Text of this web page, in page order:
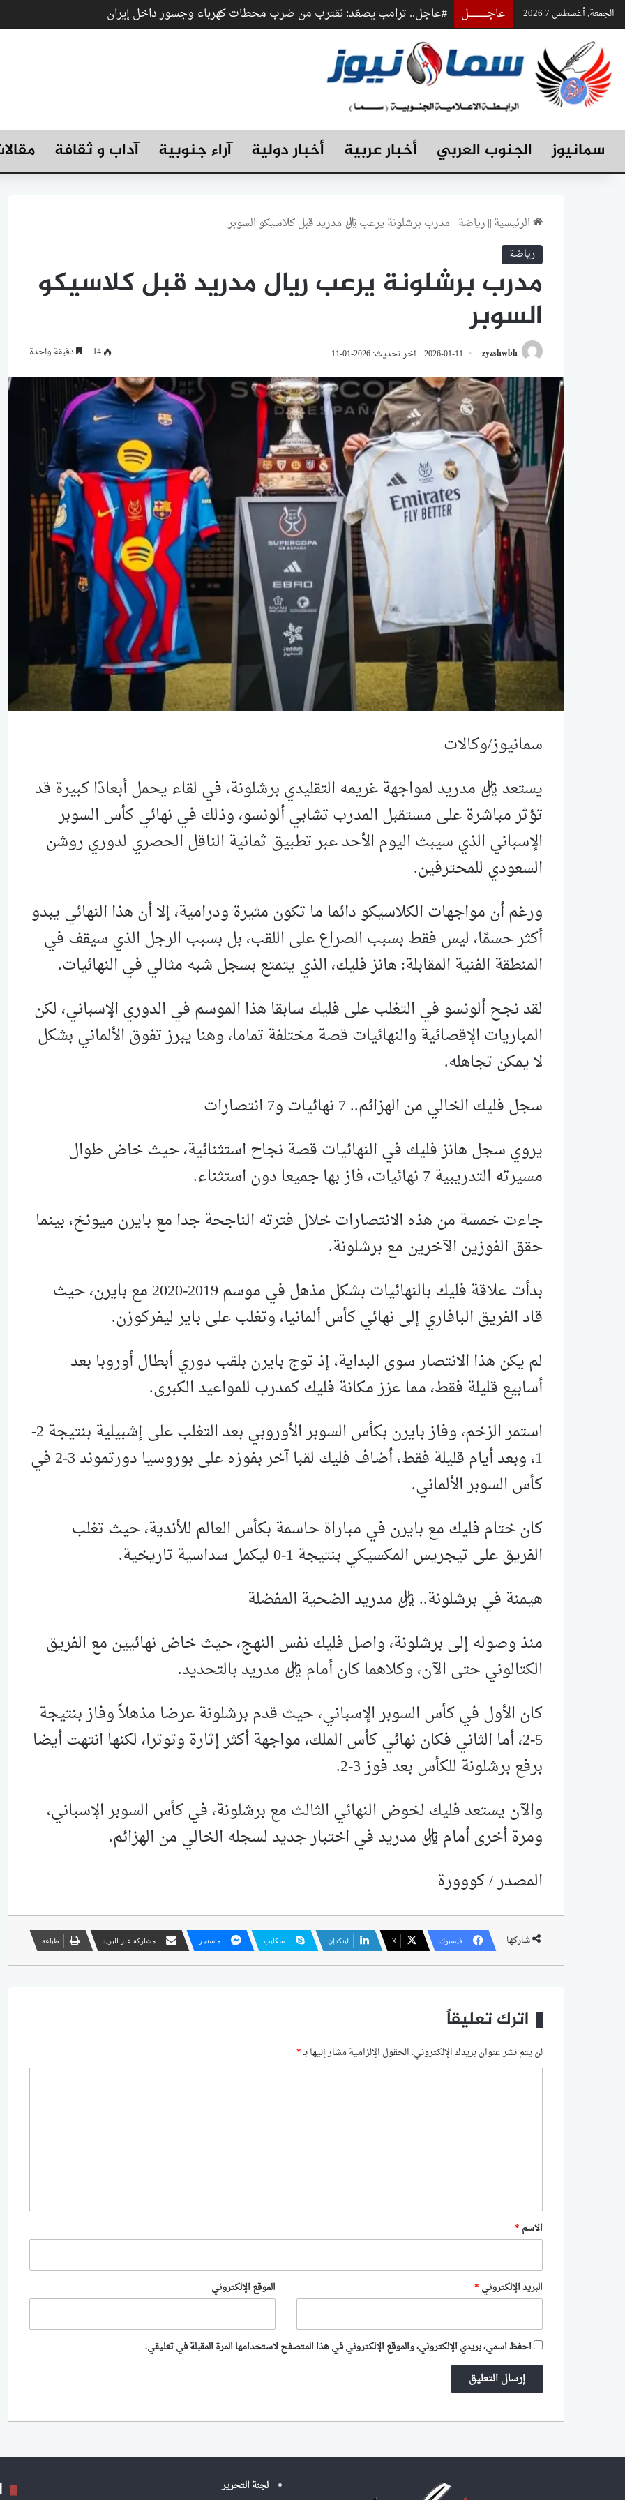
الجمعة, أغسطس 7 2026 عاجـــــــــــــل #عاجل.. ترامب يصعّد: نقترب من ضرب محطات كهرباء وجسور داخل إيران
سمانيوز الجنوب العربي أخبار عربية أخبار دولية آراء جنوبية آداب و ثقافة
الرئيسية||رياضة||مدرب برشلونة يرعب ريال مدريد قبل كلاسيكو السوبر
رياضة
مدرب برشلونة يرعب ريال مدريد قبل كلاسيكو
السوبر
zyzshwbh
2026-01-11 آخر تحديث: 2026-01-11 14 دقيقة واحدة
سمانيوز/وكالات
يستعد ريال مدريد لمواجهة غريمه التقليدي برشلونة، في لقاء يحمل أبعادًا كبيرة قد
تؤثر مباشرة على مستقبل المدرب تشابي ألونسو، وذلك في نهائي كأس السوبر
الإسباني الذي سيبث اليوم الأحد عبر تطبيق ثمانية الناقل الحصري لدوري روشن
السعودي للمحترفين.
ورغم أن مواجهات الكلاسيكو دائما ما تكون مثيرة ودرامية، إلا أن هذا النهائي يبدو
أكثر حسمًا، ليس فقط بسبب الصراع على اللقب، بل بسبب الرجل الذي سيقف في
المنطقة الفنية المقابلة: هانز فليك، الذي يتمتع بسجل شبه مثالي في النهائيات.
لقد نجح ألونسو في التغلب على فليك سابقا هذا الموسم في الدوري الإسباني، لكن
المباريات الإقصائية والنهائيات قصة مختلفة تماما، وهنا يبرز تفوق الألماني بشكل
لا يمكن تجاهله.
سجل فليك الخالي من الهزائم.. 7 نهائيات و7 انتصارات
يروي سجل هانز فليك في النهائيات قصة نجاح استثنائية، حيث خاض طوال
مسيرته التدريبية 7 نهائيات، فاز بها جميعا دون استثناء.
جاءت خمسة من هذه الانتصارات خلال فترته الناجحة جدا مع بايرن ميونخ، بينما
حقق الفوزين الآخرين مع برشلونة.
بدأت علاقة فليك بالنهائيات بشكل مذهل في موسم 2019-2020 مع بايرن، حيث
قاد الفريق البافاري إلى نهائي كأس ألمانيا، وتغلب على باير ليفركوزن.
لم يكن هذا الانتصار سوى البداية، إذ توج بايرن بلقب دوري أبطال أوروبا بعد
أسابيع قليلة فقط، مما عزز مكانة فليك كمدرب للمواعيد الكبرى.
استمر الزخم، وفاز بايرن بكأس السوبر الأوروبي بعد التغلب على إشبيلية بنتيجة 2-
1، وبعد أيام قليلة فقط، أضاف فليك لقبا آخر بفوزه على بوروسيا دورتموند 3-2 في
كأس السوبر الألماني.
كان ختام فليك مع بايرن في مباراة حاسمة بكأس العالم للأندية، حيث تغلب
الفريق على تيجريس المكسيكي بنتيجة 1-0 لیکمل سداسية تاريخية.
هيمنة في برشلونة.. ريال مدريد الضحية المفضلة
منذ وصوله إلى برشلونة، واصل فليك نفس النهج، حيث خاض نهائيين مع الفريق
الكتالوني حتى الآن، وكلاهما كان أمام ريال مدريد بالتحديد.
كان الأول في كأس السوبر الإسباني، حيث قدم برشلونة عرضا مذهلاً وفاز بنتيجة
5-2، أما الثاني فكان نهائي كأس الملك، مواجهة أكثر إثارة وتوترا، لكنها انتهت أيضا
برفع برشلونة للكأس بعد فوز 3-2.
والآن يستعد فليك لخوض النهائي الثالث مع برشلونة، في كأس السوبر الإسباني،
ومرة أخرى أمام ريال مدريد في اختبار جديد لسجله الخالي من الهزائم.
المصدر / كووورة
شاركها فيسبوك ‫X لينكدإن سكايب ماسنجر مشاركة عبر البريد طباعة
اترك تعليقاً
لن يتم نشر عنوان بريدك الإلكتروني. الحقول الإلزامية مشار إليها بـ*
*
الاسم *
البريد الإلكتروني * الموقع الإلكتروني
احفظ اسمي، بريدي الإلكتروني، والموقع الإلكتروني في هذا المتصفح لاستخدامها المرة المقبلة في تعليقي.
لجنة التحرير